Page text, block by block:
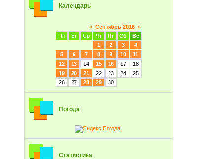
Календарь
« Сентябрь 2016 »
Пн
Вт Ср Чт Пт Сб
Вс
1
2 3
4
5
6 7 8 9 10
11
12
13 14 15 16 17
18
19
20 21 22 23 24
25
26
27 28 29 30
Погода
Статистика